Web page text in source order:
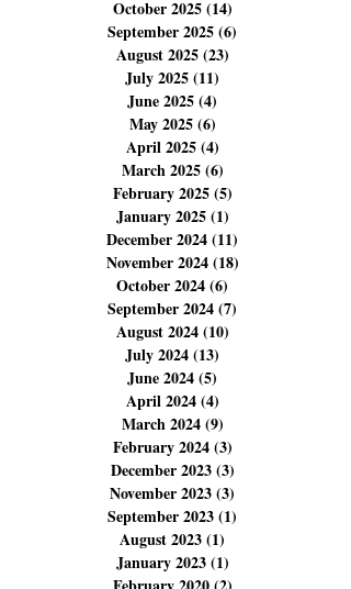
January 2026 (5)5 posts
December 2025(14)
November 2025(14)
October 2025 (14)
September 2025
August 2025(23)
July 2025(11)
June 2025(4)4 posts
May 2025(6)6 posts
April 2025(4)4 posts
March 2025(6)6 posts
February 2025 (5)5 posts
January 2025 (1)
December 2024(11)
November 2024(18)
October 2024(6)
September 2024
August 2024 (10)
July 2024(13)13 posts
June 2024(5)5 posts
April 2024(4)4 posts
March 2024(9)9 posts
February 2024(3)3 posts
December 2023(3)
November 2023 (3)